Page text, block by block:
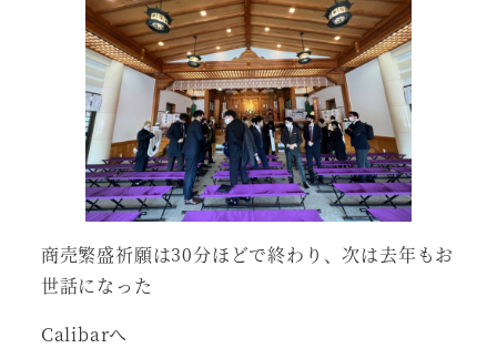
商売繁盛祈願は30分ほどで終わり、次は去年もお
世話になった
Calibarへ